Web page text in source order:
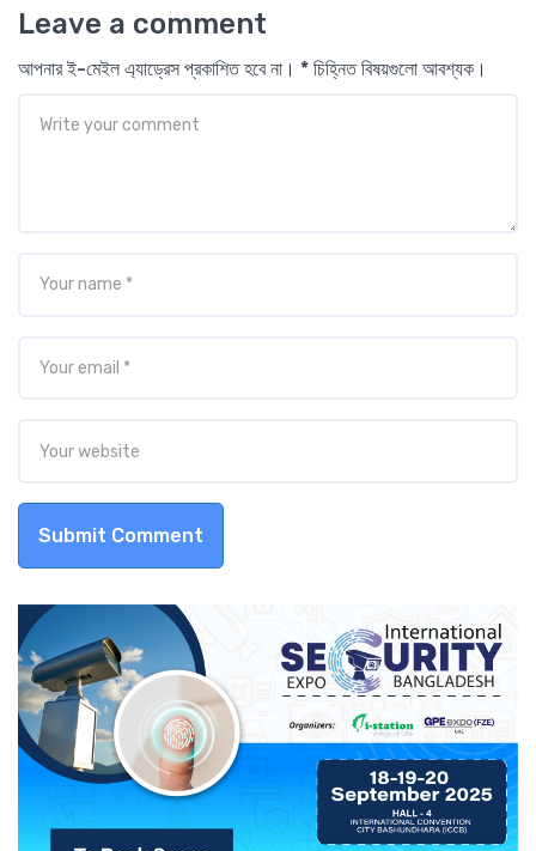
Leave a comment
আপনার ই-মেইল এ্যাড্রেস প্রকাশিত হবে না। * চিহ্নিত বিষয়গুলো আবশ্যক।
Submit Comment